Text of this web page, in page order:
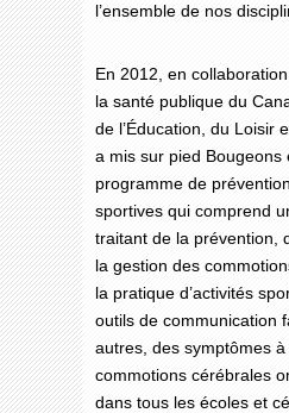
l’ensemble de nos
En 2012, en
la santé publique du
de l’Éducation, du Loisir
a mis sur pied Bougeons
programme de
sportives qui comprend
traitant de la prévention,
la gestion des
la pratique d’activités
outils de communication
autres, des symptômes
commotions cérébrales
dans tous les écoles et